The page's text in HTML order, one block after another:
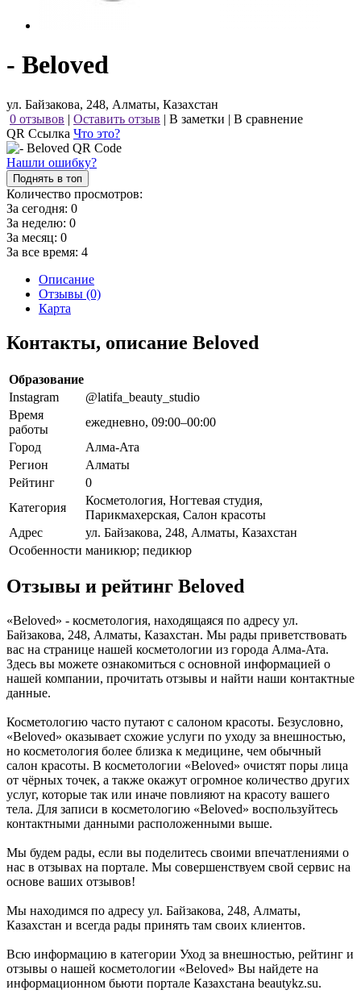
- Beloved
ул. Байзакова, 248, Алматы, Казахстан
0 отзывов | Оставить отзыв | В заметки | В сравнение
QR Ссылка Что это?
Нашли ошибку?
Поднять в топ
Количество просмотров:
За сегодня: 0
За неделю: 0
За месяц: 0
За все время: 4
Описание
Отзывы (0)
Карта
Контакты, описание Beloved
Образование
Instagram
@latifa_beauty_studio
Время
работы
ежедневно, 09:00–00:00
Город
Алма-Ата
Регион
Алматы
Рейтинг
0
Категория
Косметология, Ногтевая студия,
Парикмахерская, Салон красоты
Адрес
ул. Байзакова, 248, Алматы, Казахстан
Особенности маникюр; педикюр
Отзывы и рейтинг Beloved
«Beloved» - косметология, находящаяся по адресу ул.
Байзакова, 248, Алматы, Казахстан. Мы рады приветствовать
вас на странице нашей косметологии из города Алма-Ата.
Здесь вы можете ознакомиться с основной информацией о
нашей компании, прочитать отзывы и найти наши контактные
данные.
Косметологию часто путают с салоном красоты. Безусловно,
«Beloved» оказывает схожие услуги по уходу за внешностью,
но косметология более близка к медицине, чем обычный
салон красоты. В косметологии «Beloved» очистят поры лица
от чёрных точек, а также окажут огромное количество других
услуг, которые так или иначе повлияют на красоту вашего
тела. Для записи в косметологию «Beloved» воспользуйтесь
контактными данными расположенными выше.
Мы будем рады, если вы поделитесь своими впечатлениями о
нас в отзывах на портале. Мы совершенствуем свой сервис на
основе ваших отзывов!
Мы находимся по адресу ул. Байзакова, 248, Алматы,
Казахстан и всегда рады принять там своих клиентов.
Всю информацию в категории Уход за внешностью, рейтинг и
отзывы о нашей косметологии «Beloved» Вы найдете на
информационном бьюти портале Казахстана beautykz.su.